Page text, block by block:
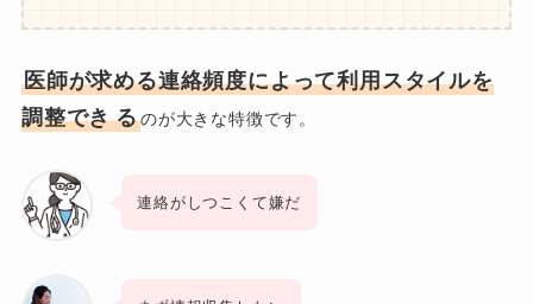
医師が求める連絡頻度によって利用スタイルを
調整でき るのが大きな特徴です。
連絡がしつこくて嫌だ